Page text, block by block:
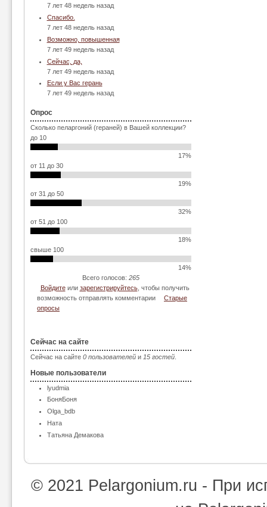
7 лет 48 недель назад
Спасибо.
7 лет 48 недель назад
Возможно, повышенная
7 лет 49 недель назад
Сейчас, да,
7 лет 49 недель назад
Если у Вас герань
7 лет 49 недель назад
Опрос
Сколько пеларгоний (гераней) в Вашей коллекции?
до 10
17%
от 11 до 30
19%
от 31 до 50
32%
от 51 до 100
18%
свыше 100
14%
Всего голосов: 265
Войдитеили зарегистрируйтесь, чтобы получить
возможность отправлять комментарии
Старые
опросы
Сейчас на сайте
Сейчас на сайте 0 пользователей и 15 гостей
Новые пользователи
lyudmia
БоняБоня
Olga_bdb
Ната
Татьяна Демакова
© 2021 Pelargonium.ru - При